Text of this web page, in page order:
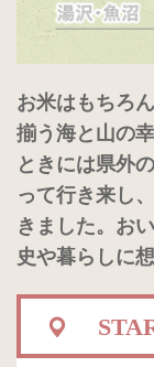
お米はもちろ
揃う海と山の幸
ときには県外
って行き来し
きました。お
史や暮らしに